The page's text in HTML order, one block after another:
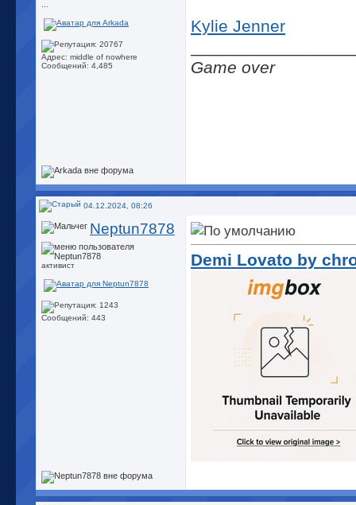
Адрес: middle of nowhere
Сообщений: 4,485
Kylie Jenner
Game over
04.12.2024, 08:26
Neptun7878
активист
Сообщений: 443
Demi Lovato by